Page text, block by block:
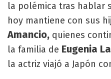
la polémica tras hablar
hoy mantiene con sus
Amancio, quienes
la familia de Eugenia
la actriz viajó a Japón